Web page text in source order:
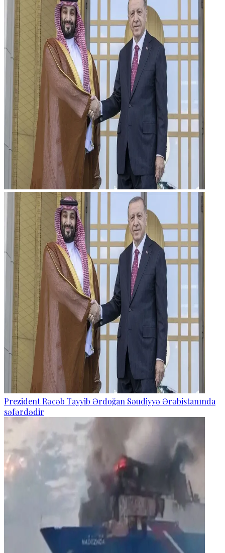
Prezident Rəcəb Tayyib Ərdoğan Səudiyyə Ərəbistanında
səfərdədir